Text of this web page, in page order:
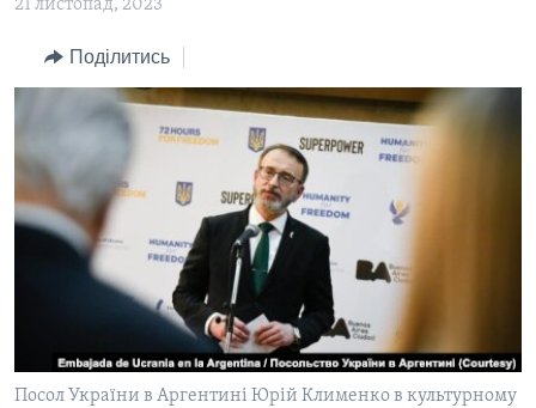
ЗДОРОВ'Я
КУЛЬТУРА
СУСПІЛЬСТВО
ЕКОНОМІКА
ІСТОРІЇ УСПІХУ УКРАЇНЦІВ
БОРОТЬБА З ДЕЗІНФОРМАЦІЄЮ
ТЕЛЕПРОГРАМИ
ЧАС-TIME
БРИФІНГ ГОЛОСУ АМЕРИКИ
СТУДІЯ ВАШИНГТОН
ВІКНО В АМЕРИКУ
ПРАЙМ-ТАЙМ
ENGLISH
Learning English
21 листопад, 2023
Поділитись
Посол України в Аргентині Юрій Клименко в культурному